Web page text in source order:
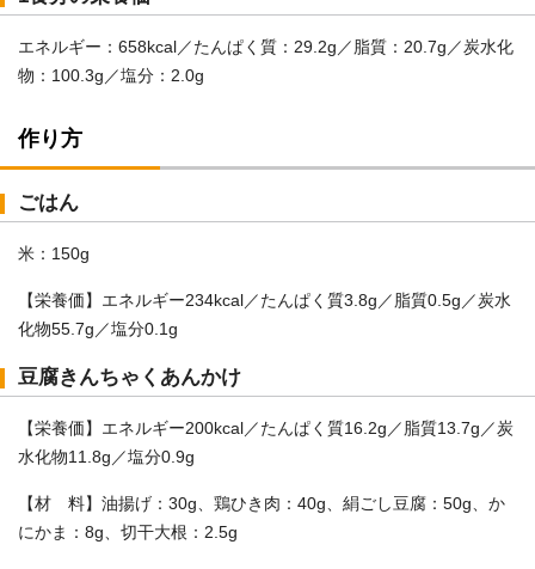
エネルギー：658kcal／たんぱく質：29.2g／脂質：20.7g／炭水化
物：100.3g／塩分：2.0g
作り方
ごはん
米：150g
【栄養価】エネルギー234kcal／たんぱく質3.8g／脂質0.5g／炭水
化物55.7g／塩分0.1g
豆腐きんちゃくあんかけ
【栄養価】エネルギー200kcal／たんぱく質16.2g／脂質13.7g／炭
水化物11.8g／塩分0.9g
【材 料】油揚げ：30g、鶏ひき肉：40g、絹ごし豆腐：50g、か
にかま：8g、切干大根：2.5g